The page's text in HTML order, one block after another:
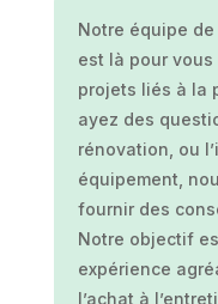
Notre équipe
est là pour
projets liés à la
ayez des
rénovation, ou
équipement,
fournir des
Notre objectif
expérience
l’achat à